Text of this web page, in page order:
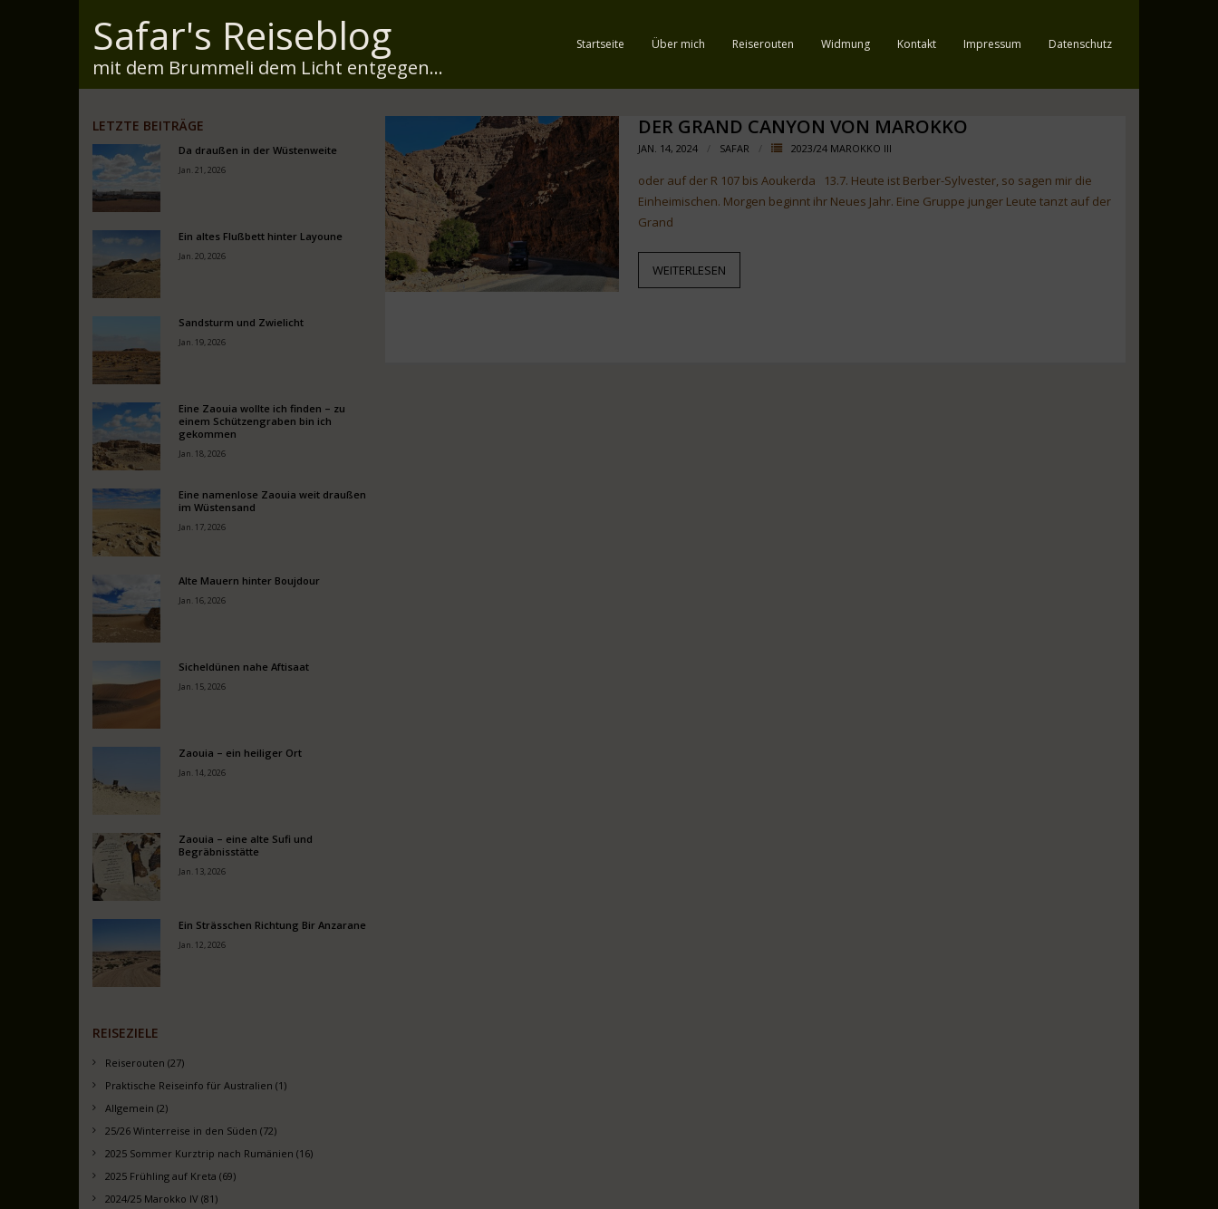
Safar's Reiseblog
mit dem Brummeli dem Licht entgegen...
Startseite Über mich Reiserouten Widmung Kontakt Impressum Datenschutz
DER GRAND CANYON VON MAROKKO
JAN. 14, 2024 SAFAR 2023/24 MAROKKO III
oder auf der R 107 bis Aoukerda 13.7. Heute ist Berber-Sylvester, so sagen mir die
Einheimischen. Morgen beginnt ihr Neues Jahr. Eine Gruppe junger Leute tanzt auf der
Grand
WEITERLESEN
LETZTE BEITRÄGE
Da draußen in der Wüstenweite
Jan. 21, 2026
Ein altes Flußbett hinter Layoune
Jan. 20, 2026
Sandsturm und Zwielicht
Jan. 19, 2026
Eine Zaouia wollte ich finden – zu
einem Schützengraben bin ich
gekommen
Jan. 18, 2026
Eine namenlose Zaouia weit draußen
im Wüstensand
Jan. 17, 2026
Alte Mauern hinter Boujdour
Jan. 16, 2026
Sicheldünen nahe Aftisaat
Jan. 15, 2026
Zaouia – ein heiliger Ort
Jan. 14, 2026
Zaouia – eine alte Sufi und
Begräbnisstätte
Jan. 13, 2026
Ein Strässchen Richtung Bir Anzarane
Jan. 12, 2026
REISEZIELE
Reiserouten (27)
Praktische Reiseinfo für Australien (1)
Allgemein (2)
25/26 Winterreise in den Süden (72)
2025 Sommer Kurztrip nach Rumänien (16)
2025 Frühling auf Kreta (69)
2024/25 Marokko IV (81)